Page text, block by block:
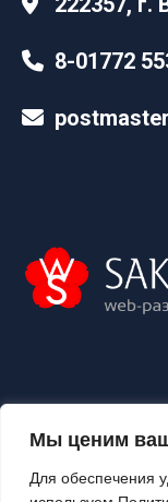
Мы ценим
Для обеспечения
8-01772